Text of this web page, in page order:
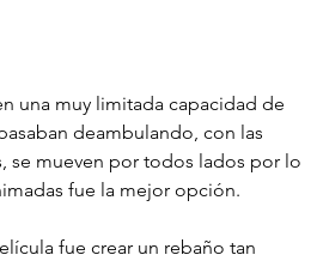
una muy limitada capacidad de
deambulando, con las
se mueven por todos lados por lo
fue la mejor opción.
fue crear un rebaño tan